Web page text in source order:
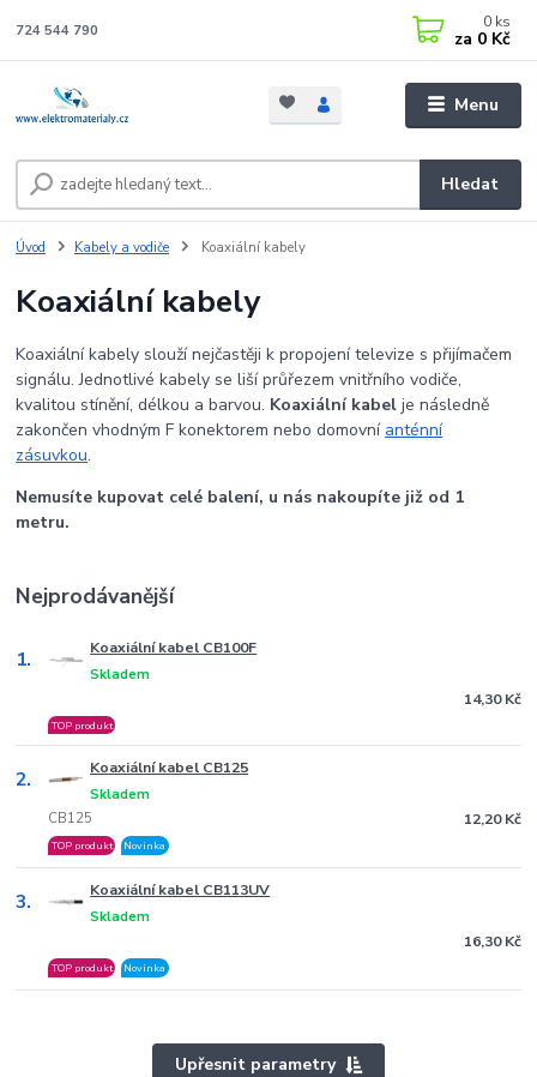
Menu
Hledat
724 544 790 0 ks
za 0 Kč
Úvod Kabely a vodiče Koaxiální kabely
Koaxiální kabely
Koaxiální kabely slouží nejčastěji k propojení televize s přijímačem
signálu. Jednotlivé kabely se liší průřezem vnitřního vodiče,
kvalitou stínění, délkou a barvou. Koaxiální kabel je následně
zakončen vhodným F konektorem nebo domovní anténní
zásuvkou.
Nemusíte kupovat celé balení, u nás nakoupíte již od 1
metru.
Nejprodávanější
1. Koaxiální kabel CB100F
Skladem
TOP produkt
14,30 Kč
2. Koaxiální kabel CB125
CB125
Skladem
TOP produkt Novinka
12,20 Kč
3. Koaxiální kabel CB113UV
Skladem
TOP produkt Novinka
16,30 Kč
Upřesnit parametry